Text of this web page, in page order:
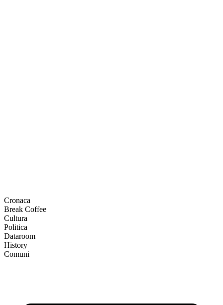
Cronaca
Break Coffee
Cultura
Politica
Dataroom
History
Comuni